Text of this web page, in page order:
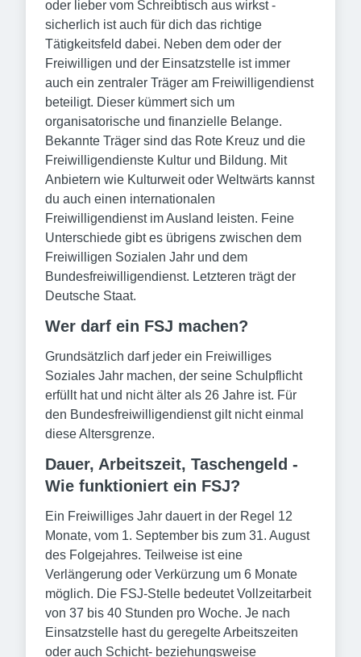
oder lieber vom Schreibtisch aus wirkst -
sicherlich ist auch für dich das richtige
Tätigkeitsfeld dabei. Neben dem oder der
Freiwilligen und der Einsatzstelle ist immer
auch ein zentraler Träger am Freiwilligendienst
beteiligt. Dieser kümmert sich um
organisatorische und finanzielle Belange.
Bekannte Träger sind das Rote Kreuz und die
Freiwilligendienste Kultur und Bildung. Mit
Anbietern wie Kulturweit oder Weltwärts kannst
du auch einen internationalen
Freiwilligendienst im Ausland leisten. Feine
Unterschiede gibt es übrigens zwischen dem
Freiwilligen Sozialen Jahr und dem
Bundesfreiwilligendienst. Letzteren trägt der
Deutsche Staat.
Wer darf ein FSJ machen?
Grundsätzlich darf jeder ein Freiwilliges
Soziales Jahr machen, der seine Schulpflicht
erfüllt hat und nicht älter als 26 Jahre ist. Für
den Bundesfreiwilligendienst gilt nicht einmal
diese Altersgrenze.
Dauer, Arbeitszeit, Taschengeld -
Wie funktioniert ein FSJ?
Ein Freiwilliges Jahr dauert in der Regel 12
Monate, vom 1. September bis zum 31. August
des Folgejahres. Teilweise ist eine
Verlängerung oder Verkürzung um 6 Monate
möglich. Die FSJ-Stelle bedeutet Vollzeitarbeit
von 37 bis 40 Stunden pro Woche. Je nach
Einsatzstelle hast du geregelte Arbeitszeiten
oder auch Schicht- beziehungsweise